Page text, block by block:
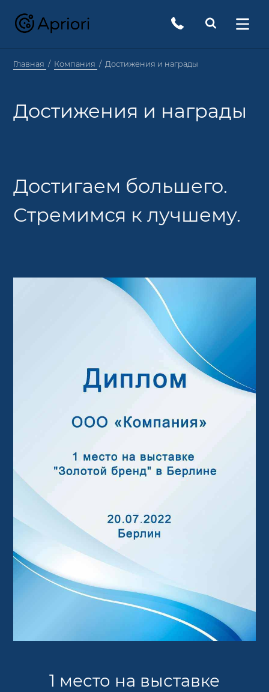
Главная Компания Достижения и награды
Достижения и награды
Достигаем большего.
Стремимся к лучшему.
1 место на выставке